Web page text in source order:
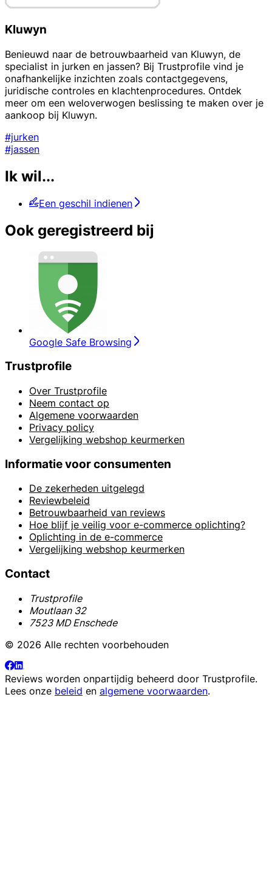
Kluwyn
Benieuwd naar de betrouwbaarheid van Kluwyn, de
specialist in jurken en jassen? Bij Trustprofile vind je
onafhankelijke inzichten zoals contactgegevens,
juridische controles en klachtenprocedures. Ontdek
meer om een weloverwogen beslissing te maken over je
aankoop bij Kluwyn.
#jurken
#jassen
Ik wil...
Een geschil indienen
Ook geregistreerd bij
Google Safe Browsing
Trustprofile
Over Trustprofile
Neem contact op
Algemene voorwaarden
Privacy policy
Vergelijking webshop keurmerken
Informatie voor consumenten
De zekerheden uitgelegd
Reviewbeleid
Betrouwbaarheid van reviews
Hoe blijf je veilig voor e-commerce oplichting?
Oplichting in de e-commerce
Vergelijking webshop keurmerken
Contact
Trustprofile
Moutlaan 32
7523 MD Enschede
© 2026 Alle rechten voorbehouden
Reviews worden onpartijdig beheerd door Trustprofile.
Lees onze beleid en algemene voorwaarden.